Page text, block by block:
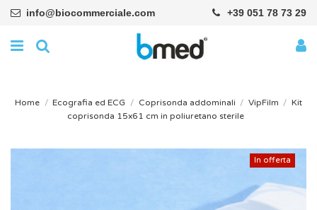
info@biocommerciale.com +39 051 78 73 29
Home Ecografia ed ECG Coprisonda addominali VipFilm
Kit
coprisonda 15x61 cm in poliuretano sterile
In offerta